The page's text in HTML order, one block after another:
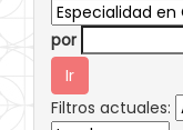
por
Filtros actuales: